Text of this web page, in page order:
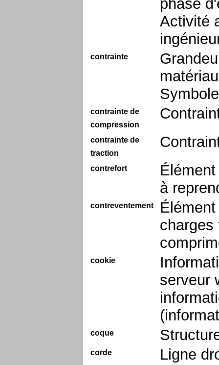
phase
Activité
contrainte
contrainte de
compression
contrainte de
traction
contrefort
à
contreventement
charges
cookie
serveur
coque
corde Ligne